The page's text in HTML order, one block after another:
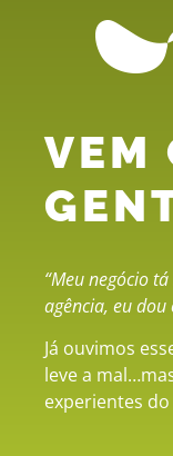
VEM
“Meu negócio
agência, eu
Já ouvimos
leve a
experientes